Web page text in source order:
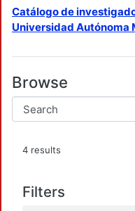
Catálogo de
Universidad Autónoma
Browse
4 results
Filters